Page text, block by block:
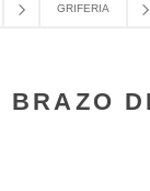
GRIFERIA
BRAZO